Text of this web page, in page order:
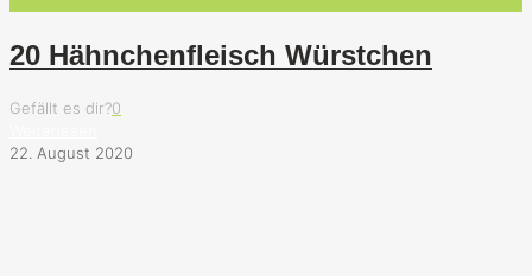
20 Hähnchenfleisch Würstchen
Gefällt es dir?0
22. August 2020